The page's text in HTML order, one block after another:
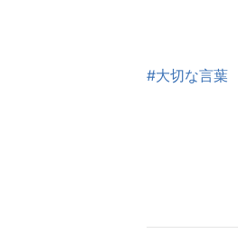
#大切な言葉